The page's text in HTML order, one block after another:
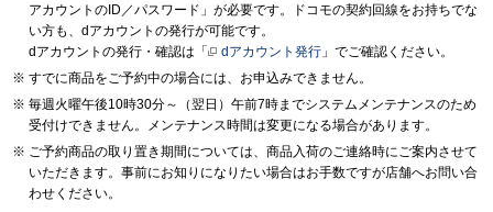
アカウントのID／パスワード」が必要です。ドコモの契約回線をお持ちでな
い方も、dアカウントの発行が可能です。
dアカウントの発行・確認は「
dアカウント発行 」でご確認ください。
すでに商品をご予約中の場合には、お申込みできません。
毎週火曜午後10時30分～（翌日）午前7時までシステムメンテナンスのため
受付けできません。メンテナンス時間は変更になる場合があります。
ご予約商品の取り置き期間については、商品入荷のご連絡時にご案内させて
いただきます。事前にお知りになりたい場合はお手数ですが店舗へお問い合
わせください。